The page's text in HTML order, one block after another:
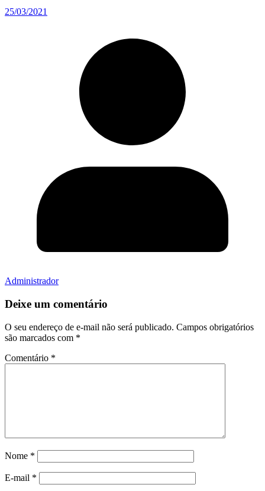
25/03/2021
Administrador
Deixe um comentário
O seu endereço de e-mail não será publicado. Campos obrigatórios
são marcados com *
Comentário *
Nome *
E-mail *